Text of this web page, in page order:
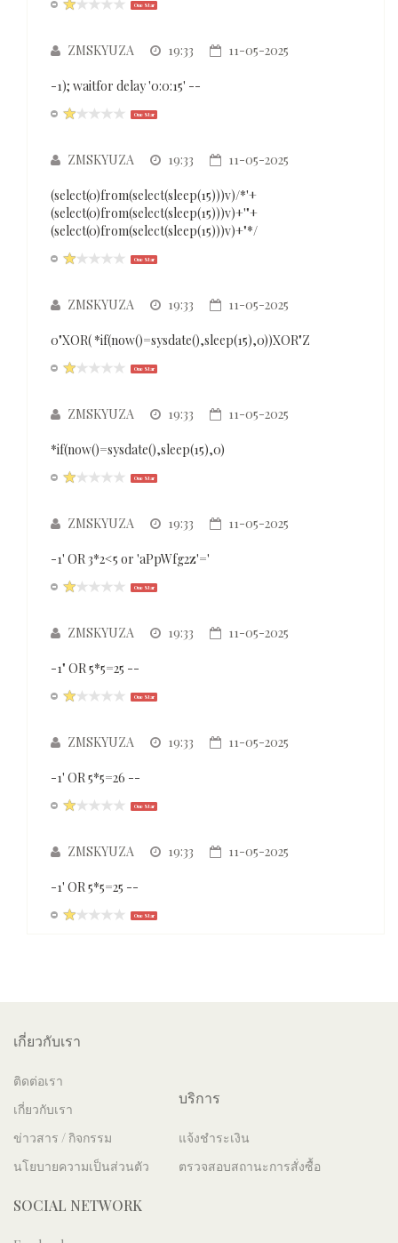
One Star
ZMSKYUZA 19:33 11-05-2025
-1); waitfor delay '0:0:15' --
One Star
ZMSKYUZA 19:33 11-05-2025
(select(0)from(select(sleep(15)))v)/*'+
(select(0)from(select(sleep(15)))v)+'"+
(select(0)from(select(sleep(15)))v)+"*/
One Star
ZMSKYUZA 19:33 11-05-2025
0"XOR( *if(now()=sysdate(),sleep(15),0))XOR"Z
One Star
ZMSKYUZA 19:33 11-05-2025
*if(now()=sysdate(),sleep(15),0)
One Star
ZMSKYUZA 19:33 11-05-2025
-1' OR 3*2<5 or 'aPpWfg2z'='
One Star
ZMSKYUZA 19:33 11-05-2025
-1" OR 5*5=25 --
One Star
ZMSKYUZA 19:33 11-05-2025
-1' OR 5*5=26 --
One Star
ZMSKYUZA 19:33 11-05-2025
-1' OR 5*5=25 --
One Star
เกี่ยวกับเรา
ติดต่อเรา
เกี่ยวกับเรา
ข่าวสาร / กิจกรรม
นโยบายความเป็นส่วนตัว
บริการ
แจ้งชำระเงิน
ตรวจสอบสถานะการสั่งซื้อ
SOCIAL NETWORK